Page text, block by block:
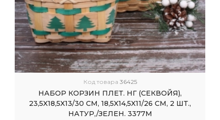
Код товара 36425
НАБОР КОРЗИН ПЛЕТ. НГ (СЕКВОЙЯ),
23,5X18,5X13/30 СМ, 18,5X14,5X11/26 СМ, 2 ШТ.,
НАТУР,/ЗЕЛЕН. 3377М